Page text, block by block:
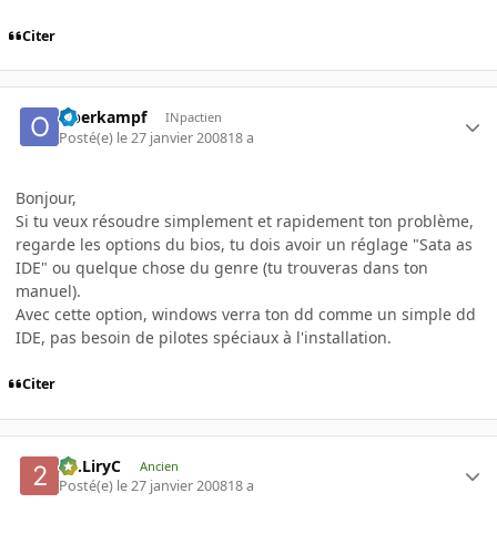
Citer
Oberkampf INpactien
Posté(e) le 27 janvier 200818 a
Bonjour,
Si tu veux résoudre simplement et rapidement ton problème,
regarde les options du bios, tu dois avoir un réglage "Sata as
IDE" ou quelque chose du genre (tu trouveras dans ton
manuel).
Avec cette option, windows verra ton dd comme un simple dd
IDE, pas besoin de pilotes spéciaux à l'installation.
Citer
2C.LiryC Ancien
Posté(e) le 27 janvier 200818 a